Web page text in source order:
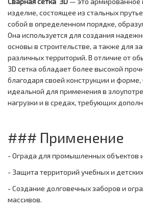
изделие, состоящее из стальных
собой в определенном порядке,
Она используется для создания
основы в строительстве, а также для
различных территорий. В отличие от
3D сетка обладает более высокой
благодаря своей конструкции и форме,
идеальной для применения в
нагрузки и в средах, требующих
### Применение
- Ограда для промышленных объектов
- Защита территорий учебных и
- Создание долговечных заборов и
массивов.